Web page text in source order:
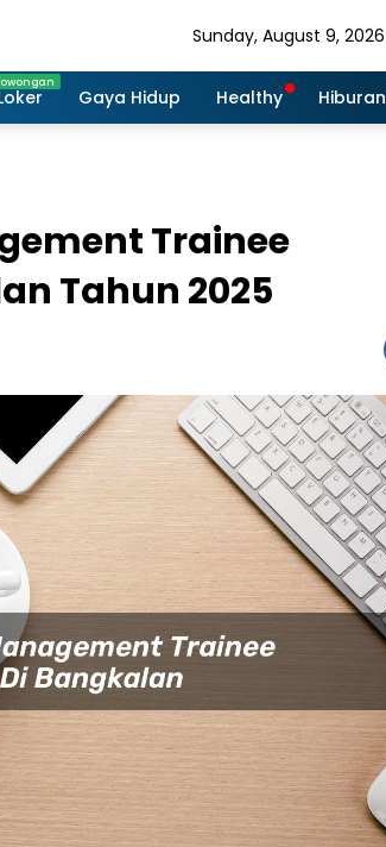
Sunday, August 9, 2026
Gaya Hidup Healthy Hiburan
Trainee
Tahun 2025